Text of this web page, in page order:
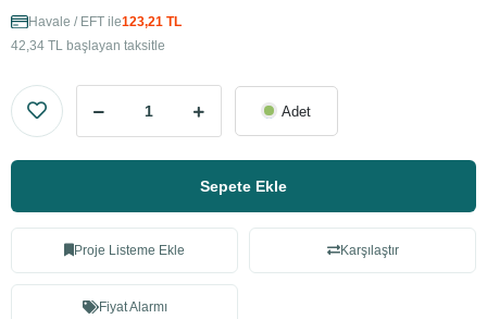
Havale / EFT ile123,21 TL
42,34 TL başlayan taksitle
Adet
Sepete Ekle
Proje Listeme Ekle Karşılaştır
Fiyat Alarmı